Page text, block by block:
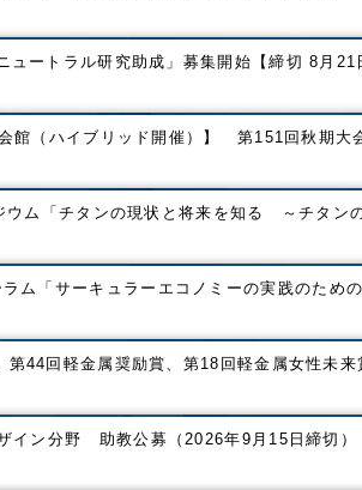
ートラル研究助成」募集開始【締切 8月
館（ハイブリッド開催）】 第151回秋期大
ウム「チタンの現状と将来を知る ～チタン
ム「サーキュラーエコノミーの実践のため
第44回軽金属奨励賞、第18回軽金属女性未
イン分野 助教公募（2026年9月15日締切）